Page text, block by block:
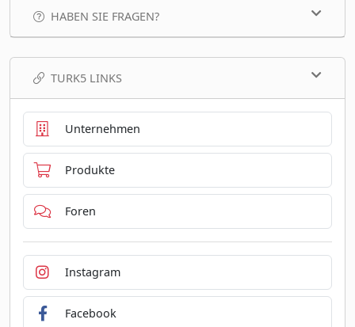
HABEN SIE FRAGEN?
TURK5 LINKS
Unternehmen
Produkte
Foren
Instagram
Facebook